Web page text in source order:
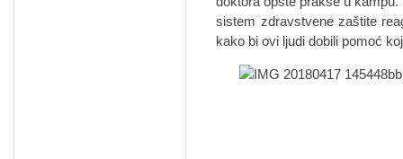
sistem zdravstvene zaštite
kako bi ovi ljudi dobili pomoć